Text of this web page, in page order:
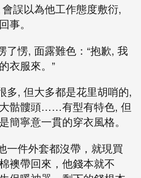
誤以為他工作態度敷衍,
事。
了愣, 面露難色：“抱歉, 我
衣服來。”
多, 但大多都是花里胡哨的,
骷髏頭……有型有特色, 但
簡寧意一貫的穿衣風格。
一件外套都沒帶，就現買
襖帶回來，他錢本就不